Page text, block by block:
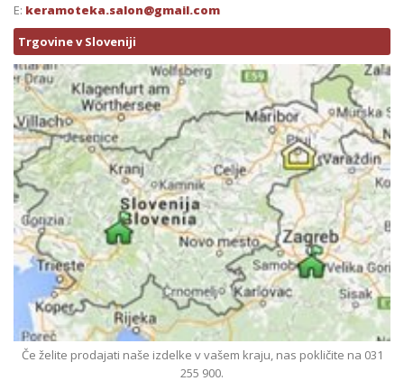
E: keramoteka.salon@gmail.com
Trgovine v Sloveniji
Če želite prodajati naše izdelke v vašem kraju, nas pokličite na 031
255 900.